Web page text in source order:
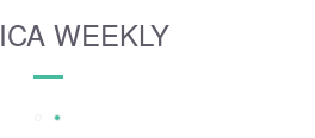
WEEKLY